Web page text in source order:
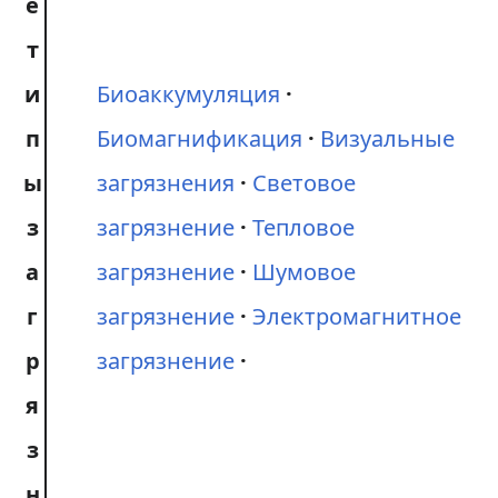
т
и
п
ы
з
а
г
р
я
з
Биоаккумуляция
Биомагнификация
Визуальные
загрязнения
Световое
загрязнение Тепловое
загрязнение
Шумовое
загрязнение Электромагнитное
загрязнение